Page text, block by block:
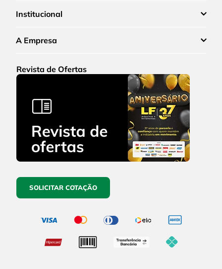
Institucional
A Empresa
Revista de Ofertas
SOLICITAR COTAÇÃO